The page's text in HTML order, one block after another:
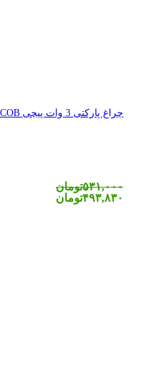
چراغ پارکتی 3 وات پیچی COB یزدنور
۵۳۱,۰۰۰تومان
۴۹۳,۸۳۰تومان